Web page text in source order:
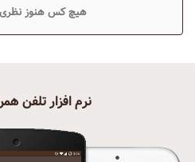
هیچ کس هنوز نظری
نرم افزار تلفن